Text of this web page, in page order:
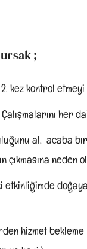
;
2. kez kontrol
her
al, acaba
çıkmasına neden
etkinliğimde
hizmet